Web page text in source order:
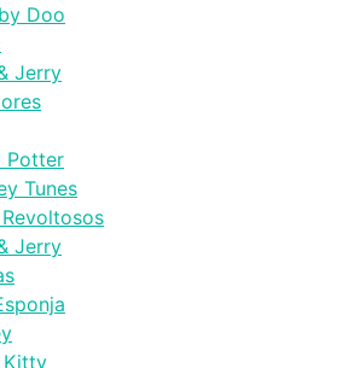
Doo
Jerry
Potter
Tunes
Jerry
Kitty